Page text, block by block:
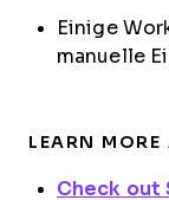
Einige
manuelle
LEARN MORE
Check out